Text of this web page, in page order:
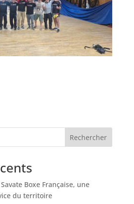
Rechercher
Boxe Française, une
du territoire